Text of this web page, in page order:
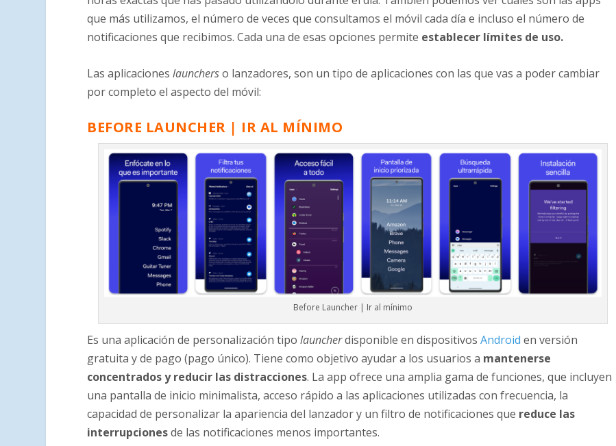
que más utilizamos, el número de veces que consultamos el móvil cada día e incluso el número de
notificaciones que recibimos. Cada una de esas opciones permite establecer límites de uso.
Las aplicacioneslauncherso lanzadores, son un tipo de aplicaciones con las que vas a poder cambiar
por completo el aspecto del móvil:
BEFORE LAUNCHER | IR AL MÍNIMO
Before Launcher | Ir al mínimo
Es una aplicación de personalización tipolauncherdisponible en dispositivosAndroid en versión
gratuita y de pago (pago único). Tiene como objetivo ayudar a los usuarios a mantenerse
concentrados y reducir las distracciones. La app ofrece una amplia gama de funciones, que incluyen
una pantalla de inicio minimalista, acceso rápido a las aplicaciones utilizadas con frecuencia, la
capacidad de personalizar la apariencia del lanzador y un filtro de notificaciones que reduce las
interrupcionesde las notificaciones menos importantes.